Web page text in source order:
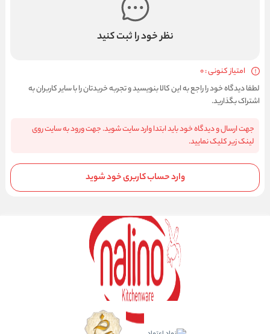
نظر خود را ثبت کنید
امتیاز کنونی : 0
لطفا دیدگاه خود را راجع به این کالا بنویسید و تجربه خریدتان را با سایر کاربران به
اشتراک بگذارید.
جهت ارسال و دیدگاه خود باید ابتدا وارد سایت شوید. جهت ورود به سایت روی
لینک زیر کلیک نمایید.
وارد حساب کاربری خود شوید